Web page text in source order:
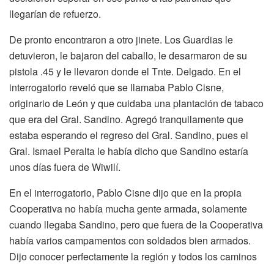
llegarían de refuerzo.
De pronto encontraron a otro jinete. Los Guardias le
detuvieron, le bajaron del caballo, le desarmaron de su
pistola .45 y le llevaron donde el Tnte. Delgado. En el
interrogatorio reveló que se llamaba Pablo Cisne,
originario de León y que cuidaba una plantación de tabaco
que era del Gral. Sandino. Agregó tranquilamente que
estaba esperando el regreso del Gral. Sandino, pues el
Gral. Ismael Peralta le había dicho que Sandino estaría
unos días fuera de Wiwilí.
En el interrogatorio, Pablo Cisne dijo que en la propia
Cooperativa no había mucha gente armada, solamente
cuando llegaba Sandino, pero que fuera de la Cooperativa
había varios campamentos con soldados bien armados.
Dijo conocer perfectamente la región y todos los caminos